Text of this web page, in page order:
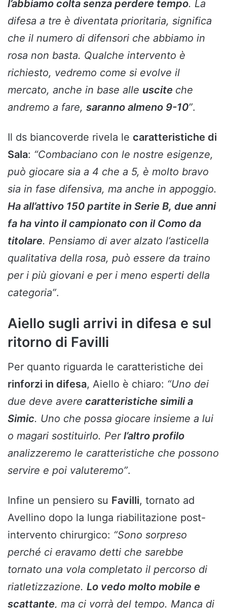
l’abbiamo colta senza perdere tempo. La
difesa a tre è diventata prioritaria, significa
che il numero di difensori che abbiamo in
rosa non basta. Qualche intervento è
richiesto, vedremo come si evolve il
mercato, anche in base alle uscite che
andremo a fare, saranno almeno 9-10”.
Il ds biancoverde rivela le caratteristiche di
Sala: “Combaciano con le nostre esigenze,
può giocare sia a 4 che a 5, è molto bravo
sia in fase difensiva, ma anche in appoggio.
Ha all’attivo 150 partite in Serie B, due anni
fa ha vinto il campionato con il Como da
titolare. Pensiamo di aver alzato l’asticella
qualitativa della rosa, può essere da traino
per i più giovani e per i meno esperti della
categoria”.
Aiello sugli arrivi in difesa e sul
ritorno di Favilli
Per quanto riguarda le caratteristiche dei
rinforzi in difesa, Aiello è chiaro: “Uno dei
due deve avere caratteristiche simili a
Simic. Uno che possa giocare insieme a lui
o magari sostituirlo. Per l’altro profilo
analizzeremo le caratteristiche che possono
servire e poi valuteremo”.
Infine un pensiero su Favilli, tornato ad
Avellino dopo la lunga riabilitazione post-
intervento chirurgico: “Sono sorpreso
perché ci eravamo detti che sarebbe
tornato una vola completato il percorso di
riatletizzazione. Lo vedo molto mobile e
scattante, ma ci vorrà del tempo. Manca di